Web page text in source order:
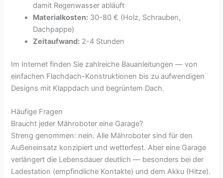
damit Regenwasser abläuft
Materialkosten: 30-80 € (Holz, Schrauben,
Dachpappe)
Zeitaufwand: 2-4 Stunden
Im Internet finden Sie zahlreiche Bauanleitungen — von
einfachen Flachdach-Konstruktionen bis zu aufwendigen
Designs mit Klappdach und begrüntem Dach.
Häufige Fragen
Braucht jeder Mähroboter eine Garage?
Streng genommen: nein. Alle Mähroboter sind für den
Außeneinsatz konzipiert und wetterfest. Aber eine Garage
verlängert die Lebensdauer deutlich — besonders bei der
Ladestation (empfindliche Kontakte) und dem Akku (Hitze).